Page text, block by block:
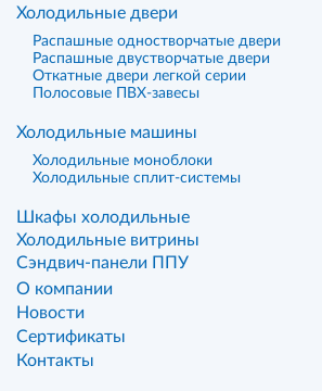
Холодильные двери
Распашные одностворчатые двери
Распашные двустворчатые двери
Откатные двери легкой серии
Полосовые ПВХ-завесы
Холодильные машины
Холодильные моноблоки
Холодильные сплит-системы
Шкафы холодильные
Холодильные витрины
Сэндвич-панели ППУ
О компании
Новости
Сертификаты
Контакты